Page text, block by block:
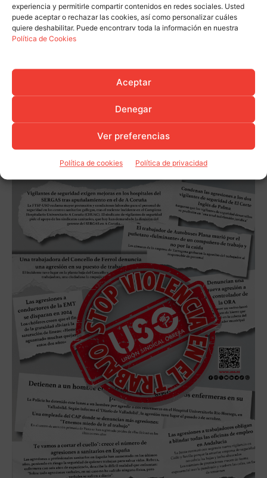
experiencia y permitirle compartir contenidos en redes sociales. Usted
puede aceptar o rechazar las cookies, así como personalizar cuáles
quiere deshabilitar. Puede encontrarv toda la información en nuestra
Política de Cookies
Aceptar
Denegar
Ver preferencias
Política de cookies Política de privacidad